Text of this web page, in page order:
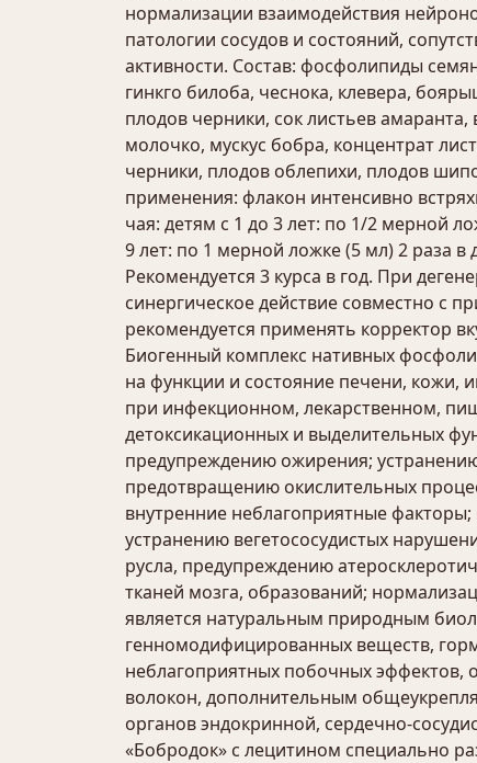
нормализации взаимодействия
патологии сосудов и состояний,
активности. Состав: фосфолипиды
гинкго билоба, чеснока, клевера,
плодов черники, сок листьев
молочко, мускус бобра, концентрат
черники, плодов облепихи, плодов
применения: флакон интенсивно
чая: детям с 1 до 3 лет: по 1/2 мерной
9 лет: по 1 мерной ложке (5 мл) 2 раза в
Рекомендуется 3 курса в год. При
синергическое действие совместно с
рекомендуется применять корректор
Биогенный комплекс нативных
на функции и состояние печени, кожи,
при инфекционном, лекарственном,
детоксикационных и выделительных
предупреждению ожирения;
предотвращению окислительных
внутренние неблагоприятные
устранению вегетососудистых
русла, предупреждению
тканей мозга, образований;
является натуральным природным
генномодифицированных веществ,
неблагоприятных побочных эффектов,
волокон, дополнительным
органов эндокринной, сердечно-
«Бобродок» с лецитином специально